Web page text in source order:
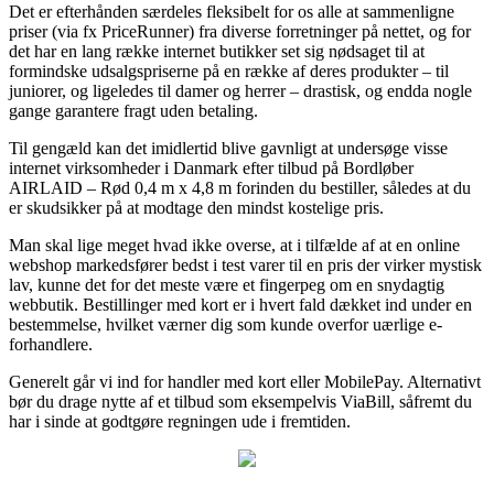
Det er efterhånden særdeles fleksibelt for os alle at sammenligne
priser (via fx PriceRunner) fra diverse forretninger på nettet, og for
det har en lang række internet butikker set sig nødsaget til at
formindske udsalgspriserne på en række af deres produkter – til
juniorer, og ligeledes til damer og herrer – drastisk, og endda nogle
gange garantere fragt uden betaling.
Til gengæld kan det imidlertid blive gavnligt at undersøge visse
internet virksomheder i Danmark efter tilbud på Bordløber
AIRLAID – Rød 0,4 m x 4,8 m forinden du bestiller, således at du
er skudsikker på at modtage den mindst kostelige pris.
Man skal lige meget hvad ikke overse, at i tilfælde af at en online
webshop markedsfører bedst i test varer til en pris der virker mystisk
lav, kunne det for det meste være et fingerpeg om en snydagtig
webbutik. Bestillinger med kort er i hvert fald dækket ind under en
bestemmelse, hvilket værner dig som kunde overfor uærlige e-
forhandlere.
Generelt går vi ind for handler med kort eller MobilePay. Alternativt
bør du drage nytte af et tilbud som eksempelvis ViaBill, såfremt du
har i sinde at godtgøre regningen ude i fremtiden.